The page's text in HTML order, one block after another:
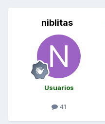
niblitas
Usuarios
41